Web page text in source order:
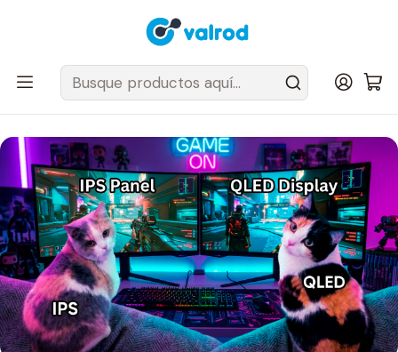
Despacho Gratis en tus sillas Cougar en el Gran Santiago
Inicio
Post
¿IPS, OLED, VA o TN: ¿Qué monitor necesita realmente tu setup
gamer?